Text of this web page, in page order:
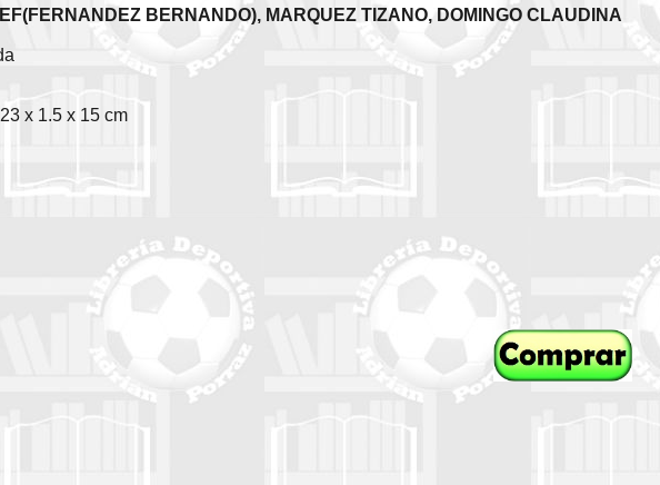
BERNANDO), MARQUEZ TIZANO, DOMINGO CLAUDINA
23 x 1.5 x 15 cm